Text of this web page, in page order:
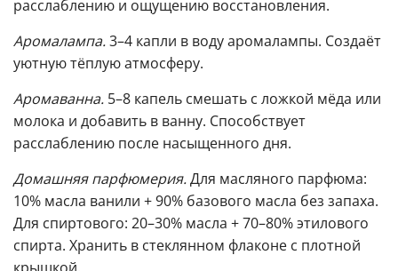
расслаблению и ощущению восстановления.
Аромалампа.3–4 капли в воду аромалампы. Создаёт
уютную тёплую атмосферу.
Аромаванна. 5–8 капель смешать с ложкой мёда или
молока и добавить в ванну. Способствует
расслаблению после насыщенного дня.
Домашняя парфюмерия.Для масляного парфюма:
10% масла ванили + 90% базового масла без запаха.
Для спиртового: 20–30% масла + 70–80% этилового
спирта. Хранить в стеклянном флаконе с плотной